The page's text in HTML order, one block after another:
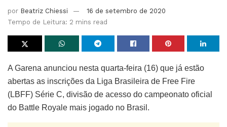
por Beatriz Chiessi
16 de setembro de 2020
Tempo de Leitura: 2 mins read
A Garena anunciou nesta quarta-feira (16) que já estão
abertas as inscrições da Liga Brasileira de Free Fire
(LBFF) Série C, divisão de acesso do campeonato oficial
do Battle Royale mais jogado no Brasil.